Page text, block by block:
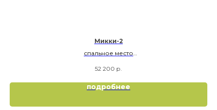
Микки-2
спальное место
90х200
52 200 р.
подробнее